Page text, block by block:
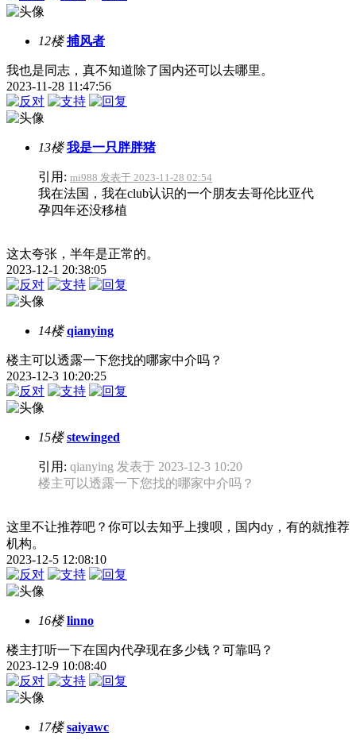
12楼 捕风者
我也是同志，真不知道除了国内还可以去哪里。
2023-11-28 11:47:56
13楼 我是一只胖胖猪
引用: mi988 发表于 2023-11-28 02:54
我在法国，我在club认识的一个朋友去哥伦比亚代
孕四年还没移植
这太夸张，半年是正常的。
2023-12-1 20:38:05
14楼 qianying
楼主可以透露一下您找的哪家中介吗？
2023-12-3 10:20:25
15楼 stewinged
引用: qianying 发表于 2023-12-3 10:20
楼主可以透露一下您找的哪家中介吗？
这里不让推荐吧？你可以去知乎上搜呗，国内dy，有的就推荐
机构。
2023-12-5 12:08:10
16楼 linno
楼主打听一下在国内代孕现在多少钱？可靠吗？
2023-12-9 10:08:40
17楼 saiyawc